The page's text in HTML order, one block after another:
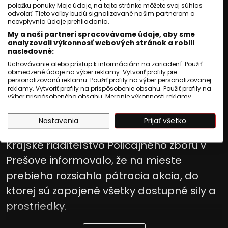
Jozef Novák
Publikované:27 júl 2026, 15:37
Aktualizované:27 júl 2026, 15:37 1 min. čítania
Polícia žiada verejnosť o pomoc pri
pátraní po trojročnom chlapcovi, ktorý sa
v pondelok stratil v kukuričnom poli pri
obci Huncovce v okrese Kežmarok.
Krajské riaditeľstvo Policajného zboru v
Prešove informovalo, že na mieste
prebieha rozsiahla pátracia akcia, do
ktorej sú zapojené všetky dostupné sily a
prostriedky.
položku ponuky Moje údaje, na tejto stránke môžete svoj súhlas
odvolať. Tieto voľby budú signalizované našim partnerom a
neovplyvnia údaje prehliadania.
My a naši partneri spracovávame údaje, aby sme
analyzovali výkonnosť webových stránok a robili
nasledovné:
Uchovávanie alebo prístup k informáciám na zariadení. Použiť
obmedzené údaje na výber reklamy. Vytvoriť profily pre
personalizovanú reklamu. Použiť profily na výber personalizovanej
reklamy. Vytvoriť profily na prispôsobenie obsahu. Použiť profily na
výber prispôsobeného obsahu. Meranie výkonnosti reklamy.
štatistík alebo spájania údajov z rôznych zdrojov. Vývoj a
zlepšovanie služieb. Použitie obmedzených údajov na výber
obsahu.
USA.
Váš súhlas a zásady používania cookie sa vzťahujú výlučne na
túto webovú stránku/aplikáciu.
Zobraziť zoznam partnerov (1009 predajcovia IAB)
Vaše údaje používame na nasledujúce účely:
Účely spracovania IAB:
Nastavenia Prijať všetko